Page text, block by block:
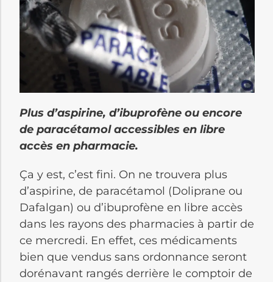
Plus d’aspirine, d’ibuprofène ou encore
de paracétamol accessibles en libre
accès en pharmacie.
Ça y est, c’est fini. On ne trouvera plus
d’aspirine, de paracétamol (Doliprane ou
Dafalgan) ou d’ibuprofène en libre accès
dans les rayons des pharmacies à partir de
ce mercredi. En effet, ces médicaments
bien que vendus sans ordonnance seront
dorénavant rangés derrière le comptoir de